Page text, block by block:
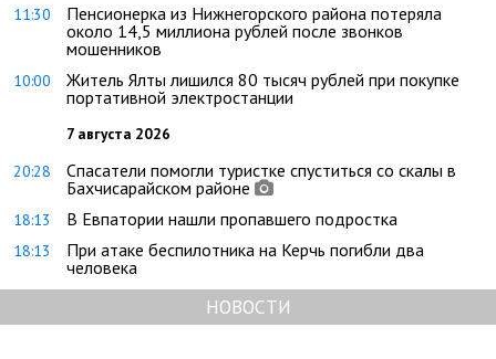
11:30
Пенсионерка из Нижнегорского района потеряла
около 14,5 миллиона рублей после звонков
мошенников
10:00
Житель Ялты лишился 80 тысяч рублей при покупке
портативной электростанции
7 августа 2026
20:28
Спасатели помогли туристке спуститься со скалы в
Бахчисарайском районе
18:13 В Евпатории нашли пропавшего подростка
18:13
При атаке беспилотника на Керчь погибли два
человека
НОВОСТИ